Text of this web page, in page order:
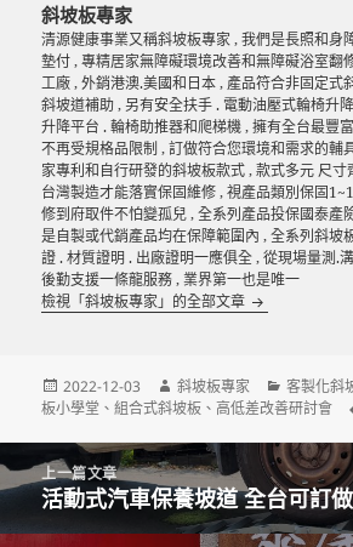
斜坡板專家
清源健康事業又稱斜坡板專家 , 我們是長照和身
墊付 , 專精居家無障礙環境改善和無障礙浴室翻
工廠 , 外銷港澳.美國和日本 , 產品符合非固定式
斜坡道補助 , 另有安全扶手 . 電動油壓式輪椅升
升降平台 . 輪椅助推器和爬梯機 , 擁有全台最豐
不再受規格品限制 , 訂做符合您環境和需求的輔
家專利和自行研發的斜坡板款式 , 款式多元 尺
台灣製造才能落實保固維修 , 視產品類別保固
修到府取件不怕變孤兒 , 全系列產品投保國泰產
是自製或代銷產品均在保障範圍內 , 全系列斜坡
證 . 材質證明 . 出廠證明一應俱全 , 從現場量測.
後勤支援一條龍服務 , 業界第一也是唯一
檢視「斜坡板專家」的全部文章
發
佈
期:
2022-12-03
作
者
斜坡板專家
分
類
客製化斜
板小學堂 、組合式斜坡板 、高低差改善研討會
章
上一篇文章
上
一
活動式汽車保養坡道 全台可訂做